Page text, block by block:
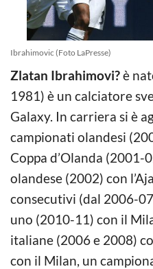
Ibrahimovic (Foto LaPresse)
Zlatan Ibrahimovi?è
1981) è un calciatore
Galaxy. In carriera si è
campionati olandesi
Coppa d’Olanda (2001-
olandese (2002) con
consecutivi (dal 2006-
uno (2010-11) con il
italiane (2006 e 2008)
con il Milan, un